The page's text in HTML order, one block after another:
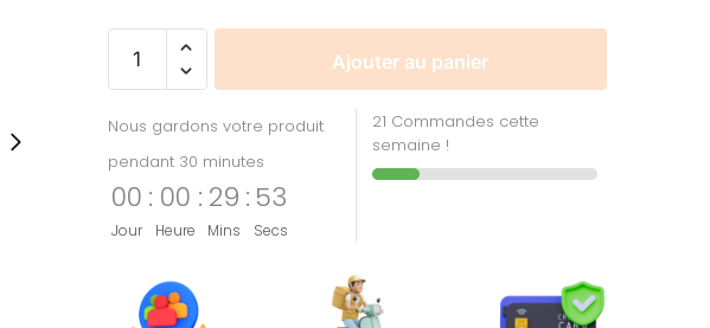
Ajouter au panier
Nous gardons votre produit
pendant 30 minutes
00
Jour
: 00
Heure
: 29
Mins
: 53
Secs
21 Commandes cette
semaine !